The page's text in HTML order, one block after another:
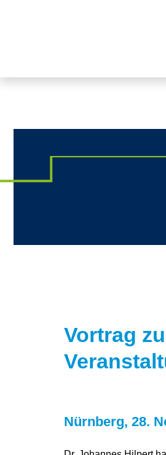
Vortrag
Nürnberg, 28.